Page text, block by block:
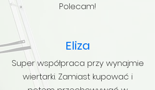
Polecam!
Eliza
Super współpraca przy wynajmie
wiertarki. Zamiast kupować i